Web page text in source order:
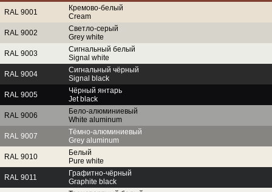
RAL 9001
Кремово-белый
Cream
RAL 9002
Светло-серый
Grey white
RAL 9003
Сигнальный белый
Signal white
RAL 9004
Сигнальный чёрный
Signal black
RAL 9005
Чёрный янтарь
Jet black
RAL 9006
Бело-алюминиевый
White aluminum
RAL 9007
Тёмно-алюминиевый
Grey aluminum
RAL 9010
Белый
Pure white
RAL 9011
Графитно-чёрный
Graphite black